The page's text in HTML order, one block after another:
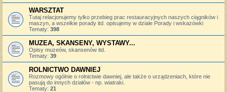
WARSZTAT
Tutaj relacjonujemy tylko przebieg prac restauracyjnych naszych ciągników i
maszyn, a wszelkie porady itd. opisujemy w dziale Porady i wskazówki
Tematy: 398
MUZEA, SKANSENY, WYSTAWY...
Opisy muzeów, skansenów itd.
Tematy: 39
ROLNICTWO DAWNIEJ
Rozmowy ogólnie o rolnictwie dawniej, ale także o urządzeniach, które nie
pasują do innych działów - np. wiatraki.
Tematy: 21